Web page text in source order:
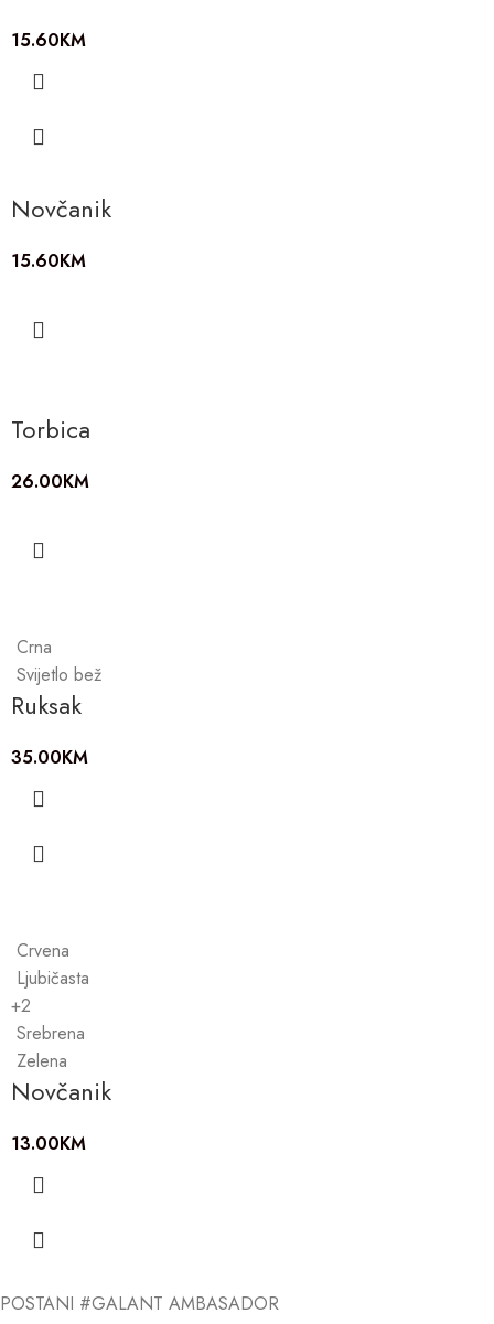
15.60KM
Novčanik
15.60KM
Torbica
26.00KM
Crna
Svijetlo bež
Ruksak
35.00KM
Crvena
Ljubičasta
+2
Srebrena
Zelena
Novčanik
13.00KM
POSTANI #GALANT AMBASADOR